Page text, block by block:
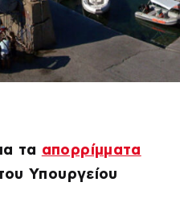
τα απορρίμματα
Υπουργείου